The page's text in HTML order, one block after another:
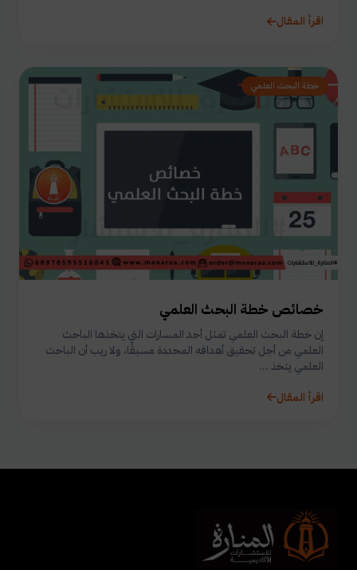
اقرأ المقال
خطة البحث العلمي
خصائص خطة البحث العلمي
إن خطة البحث العلمي تمثل أحد المسارات التي يتخذها الباحث
العلمي من أجل تحقيق أهدافه المحددة مسبقًا، ولا ريب أن الباحث
العلمي يتخذ ...
اقرأ المقال